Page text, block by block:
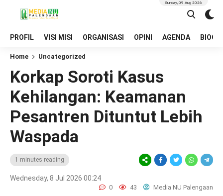
PROFIL VISI MISI ORGANISASI OPINI AGENDA
Sunday, 09 Aug 2026
Home Uncategorized
Korkap Soroti Kasus
Kehilangan: Keamanan
Pesantren Dituntut Lebih
Waspada‎
1 minutes reading
Wednesday, 8 Jul 2026 00:24
0 43 Media NU Palengaan